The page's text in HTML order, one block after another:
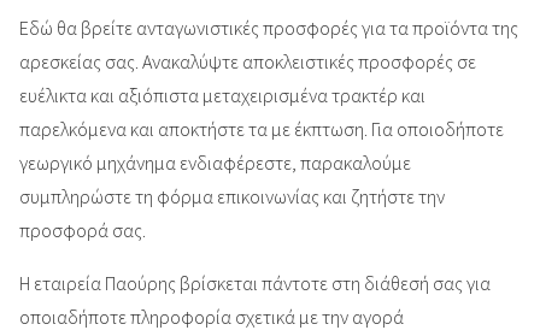
Εδώ θα βρείτε ανταγωνιστικές προσφορές για τα προϊόντα της
αρεσκείας σας. Ανακαλύψτε αποκλειστικές προσφορές σε
ευέλικτα και αξιόπιστα μεταχειρισμένα τρακτέρ και
παρελκόμενα και αποκτήστε τα με έκπτωση. Για οποιοδήποτε
γεωργικό μηχάνημα ενδιαφέρεστε, παρακαλούμε
συμπληρώστε τη φόρμα επικοινωνίας και ζητήστε την
προσφορά σας.
Η εταιρεία Παούρης βρίσκεται πάντοτε στη διάθεσή σας για
οποιαδήποτε πληροφορία σχετικά με την αγορά